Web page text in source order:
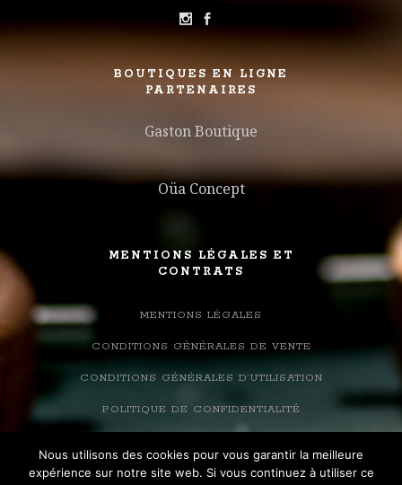
BOUTIQUES EN LIGNE
PARTENAIRES
Gaston Boutique
Oüa Concept
MENTIONS LÉGALES ET
CONTRATS
MENTIONS LÉGALES
CONDITIONS GÉNÉRALES DE VENTE
CONDITIONS GÉNÉRALES D’UTILISATION
POLITIQUE DE CONFIDENTIALITÉ
Nous utilisons des cookies pour vous garantir la meilleure
expérience sur notre site web. Si vous continuez à utiliser ce